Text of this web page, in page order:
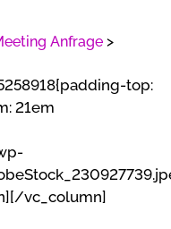
Anfrage >
top:
21em
vc_column]